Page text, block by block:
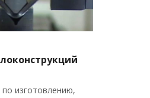
изготовлению,